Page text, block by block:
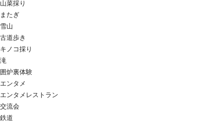
山菜採り
またぎ
雪山
古道歩き
キノコ採り
滝
囲炉裏体験
エンタメ
エンタメレストラン
交流会
鉄道